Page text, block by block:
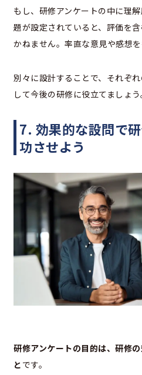
もし、研修アンケートの中に理
題が設定されていると、評価を
かねません。率直な意見や感想を
別々に設計することで、それぞ
して今後の研修に役立てましょう
7. 効果的な設問で
功させよう
研修アンケートの目的は、研修
と です。